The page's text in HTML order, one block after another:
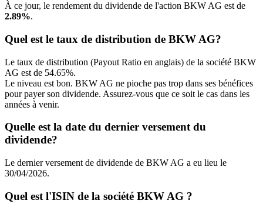
À ce jour, le rendement du dividende de l'action BKW AG est de
2.89%.
Quel est le taux de distribution de BKW AG?
Le taux de distribution (Payout Ratio en anglais) de la société BKW
AG est de 54.65%.
Le niveau est bon. BKW AG ne pioche pas trop dans ses bénéfices
pour payer son dividende. Assurez-vous que ce soit le cas dans les
années à venir.
Quelle est la date du dernier versement du
dividende?
Le dernier versement de dividende de BKW AG a eu lieu le
30/04/2026.
Quel est l'ISIN de la société BKW AG ?